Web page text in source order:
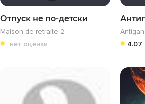
Отпуск не по-детски
Maison de retraite 2
нет оценки
4.07